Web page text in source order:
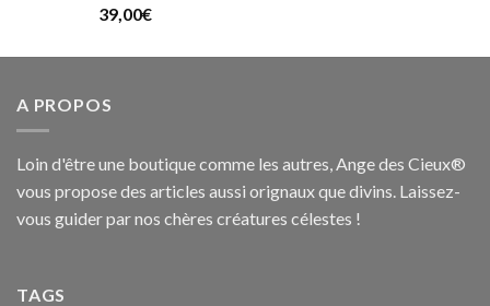
Note
5.0000000000000000
39,00€
A PROPOS
Loin d'être une boutique comme les autres, Ange des Cieux®
vous propose des articles aussi orignaux que divins. Laissez-
vous guider par nos chères créatures célestes !
TAGS